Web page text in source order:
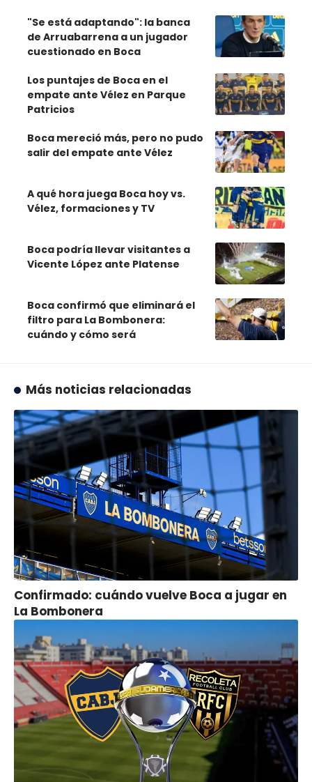
"Se está adaptando": la banca
de Arruabarrena a un jugador
cuestionado en Boca
Los puntajes de Boca en el
empate ante Vélez en Parque
Patricios
Boca mereció más, pero no pudo
salir del empate ante Vélez
A qué hora juega Boca hoy vs.
Vélez, formaciones y TV
Boca podría llevar visitantes a
Vicente López ante Platense
Boca confirmó que eliminará el
filtro para La Bombonera:
cuándo y cómo será
Más noticias relacionadas
Confirmado: cuándo vuelve Boca a jugar en
La Bombonera